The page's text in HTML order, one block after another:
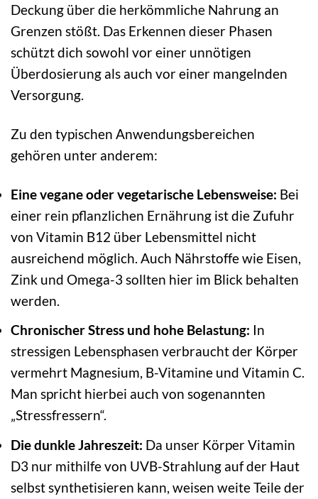
Deckung über die herkömmliche Nahrung an
Grenzen stößt. Das Erkennen dieser Phasen
schützt dich sowohl vor einer unnötigen
Überdosierung als auch vor einer mangelnden
Versorgung.
Zu den typischen Anwendungsbereichen
gehören unter anderem:
Eine vegane oder vegetarische Lebensweise: Bei
einer rein pflanzlichen Ernährung ist die Zufuhr
von Vitamin B12 über Lebensmittel nicht
ausreichend möglich. Auch Nährstoffe wie Eisen,
Zink und Omega-3 sollten hier im Blick behalten
werden.
Chronischer Stress und hohe Belastung: In
stressigen Lebensphasen verbraucht der Körper
vermehrt Magnesium, B-Vitamine und Vitamin C.
Man spricht hierbei auch von sogenannten
„Stressfressern“.
Die dunkle Jahreszeit: Da unser Körper Vitamin
D3 nur mithilfe von UVB-Strahlung auf der Haut
selbst synthetisieren kann, weisen weite Teile der